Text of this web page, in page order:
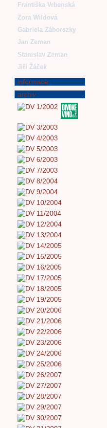
Františka Vrbenská
Zora Wildová
Gabriela Záborszky
Jan Zeman
Stanislav Zeman
Jiří Žáček
informace
archiv